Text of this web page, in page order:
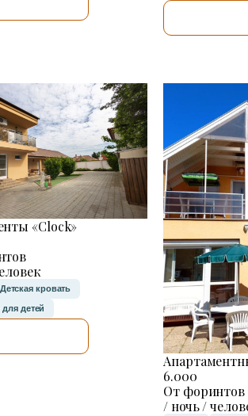
«Clock»
Детская кровать
детей
6.000
От форинтов
/ ночь /